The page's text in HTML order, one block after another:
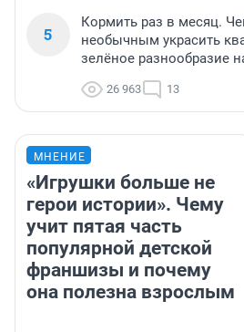
5
Кормить раз в месяц.
необычным украсить
зелёное разнообразие
26 963 13
МНЕНИЕ
«Игрушки больше не
герои истории». Чему
учит пятая часть
популярной детской
франшизы и почему
она полезна взрослым